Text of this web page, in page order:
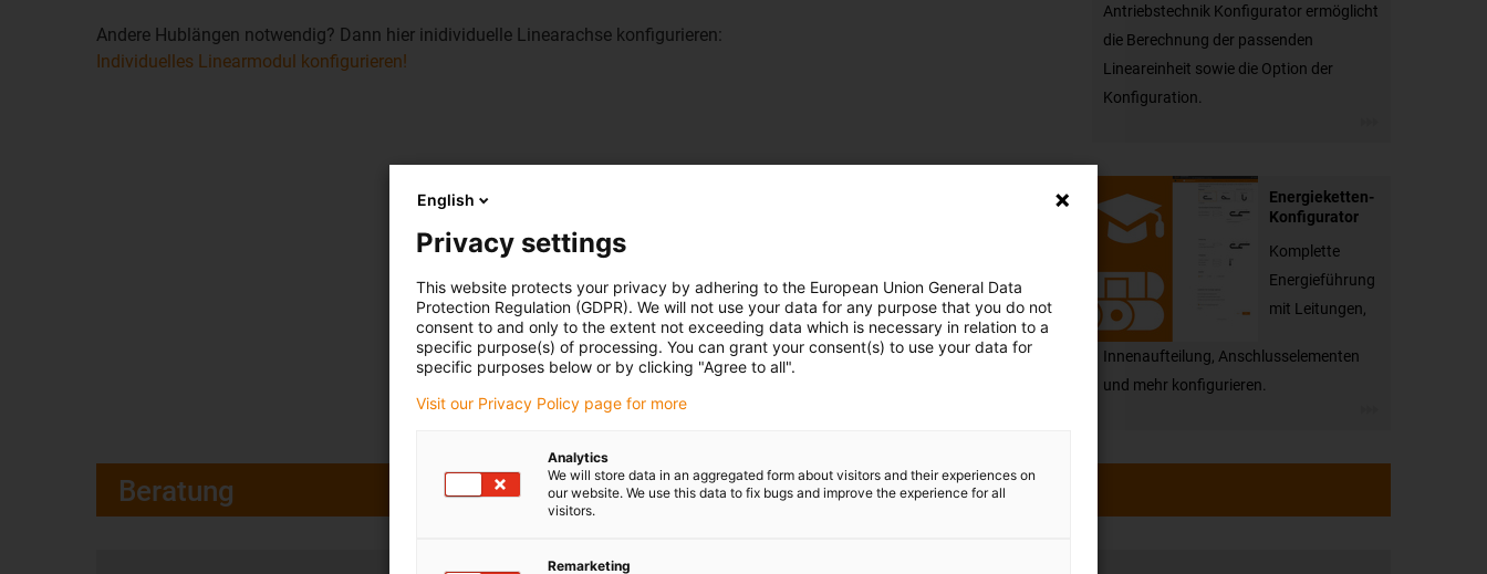
Antriebstechnik Konfigurator ermöglicht
die Berechnung der passenden
Lineareinheit sowie die Option der
Konfiguration.
Energieketten-
Konfigurator
Komplette
Energieführung
mit Leitungen,
Innenaufteilung, Anschlusselementen
und mehr konfigurieren.
Andere Hublängen notwendig? Dann hier inidividuelle Linearachse konfigurieren:
Individuelles Linearmodul konfigurieren!
Beratung
English
Privacy settings
This website protects your privacy by adhering to the European Union General Data
Protection Regulation (GDPR). We will not use your data for any purpose that you do not
consent to and only to the extent not exceeding data which is necessary in relation to a
specific purpose(s) of processing. You can grant your consent(s) to use your data for
specific purposes below or by clicking "Agree to all".
Visit our Privacy Policy page for more
Analytics
We will store data in an aggregated form about visitors and their experiences on
our website. We use this data to fix bugs and improve the experience for all
visitors.
Remarketing